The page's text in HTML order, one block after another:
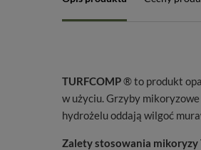
TURFCOMP® to produkt
w użyciu. Grzyby
hydrożelu oddają wilgoć
Zalety stosowania mikoryzy